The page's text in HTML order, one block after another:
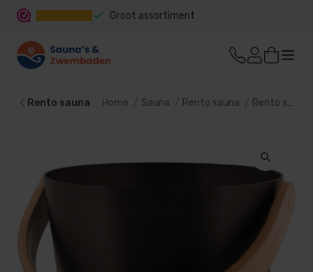
Groot assortiment
Rento sauna Home Sauna Rento sauna Rento sauna emmers